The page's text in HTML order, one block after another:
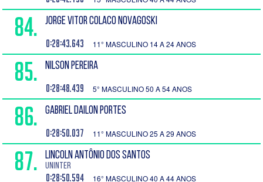
84. JORGE VITOR COLACO NOVAGOSKI
0:28:43.643 11° MASCULINO 14 A 24 ANOS
85. NILSON PEREIRA
0:28:48.439 5° MASCULINO 50 A 54 ANOS
86. GABRIEL DAILON PORTES
0:28:50.037 11° MASCULINO 25 A 29 ANOS
87. LINCOLN ANTÔNIO DOS SANTOS
UNINTER
0:28:50.594 16° MASCULINO 40 A 44 ANOS